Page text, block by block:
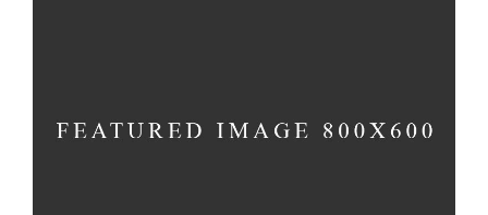
BERRY TART
Cakes